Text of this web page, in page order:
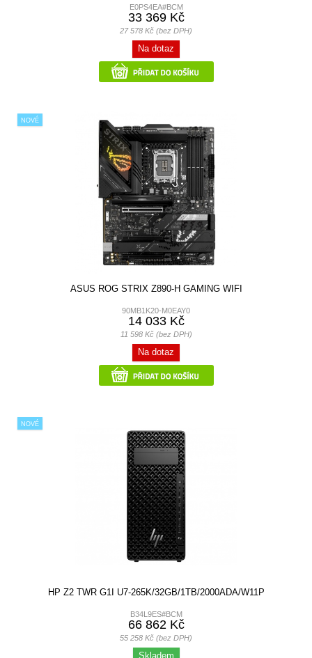
E0PS4EA#BCM
33 369 Kč
27 578 Kč (bez DPH)
Na dotaz
NOVÉ
ASUS ROG STRIX Z890-H GAMING WIFI
90MB1K20-M0EAY0
14 033 Kč
11 598 Kč (bez DPH)
Na dotaz
NOVÉ
HP Z2 TWR G1I U7-265K/32GB/1TB/2000ADA/W11P
B34L9ES#BCM
66 862 Kč
55 258 Kč (bez DPH)
Skladem